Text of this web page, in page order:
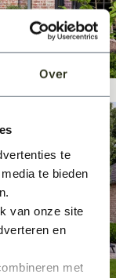
Over
te
te bieden
van onze site
en
met